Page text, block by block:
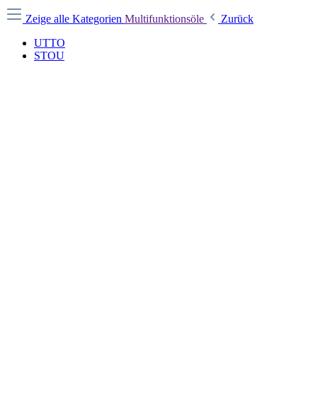
Zeige alle Kategorien Multifunktionsöle
Zurück
UTTO
STOU